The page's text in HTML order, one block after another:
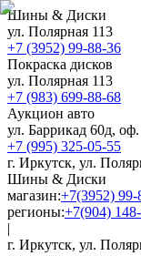
Шины & Диски
ул. Полярная 113
+7 (3952) 99-88-36
Покраска дисков
ул. Полярная 113
+7 (983) 699-88-68
Аукцион авто
ул. Баррикад 60д,
+7 (995) 325-05-55
г. Иркутск, ул.
Шины & Диски
магазин:+7(3952) 99-
регионы:+7(904)
|
г. Иркутск, ул.